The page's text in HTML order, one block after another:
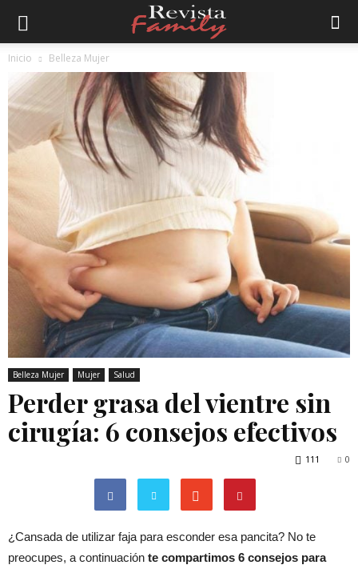
Inicio Belleza Mujer
Belleza Mujer Mujer Salud
Perder grasa del vientre sin
cirugía: 6 consejos efectivos
0
111
¿Cansada de utilizar faja para esconder esa pancita? No te
preocupes, a continuación te compartimos 6 consejos para